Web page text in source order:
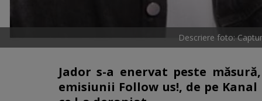
Descriere foto:
Jador s-a enervat peste
emisiunii Follow us!, de pe